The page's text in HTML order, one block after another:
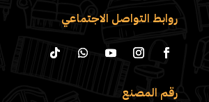
روابط التواصل الاجتماعي
رقم المصنع